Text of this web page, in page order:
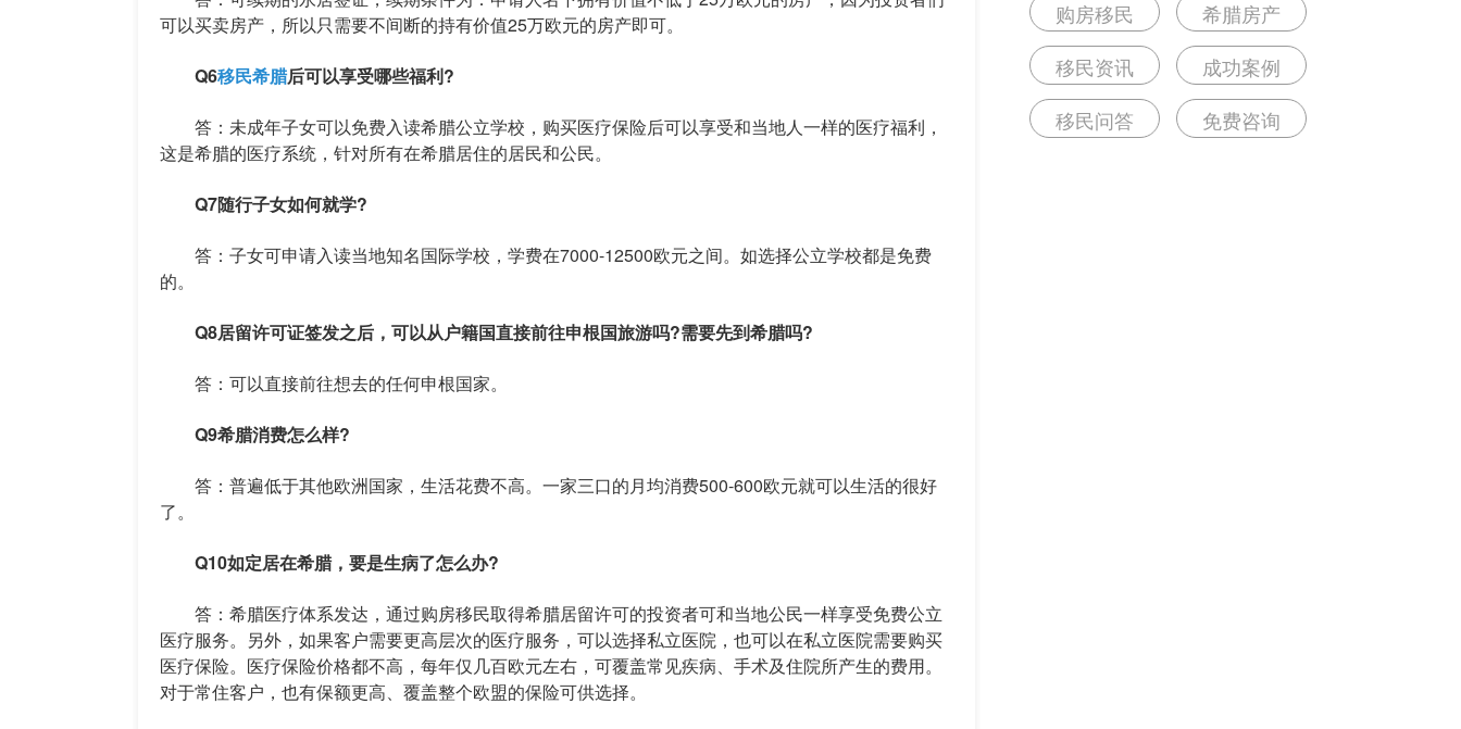
可以买卖房产，所以只需要不间断的持有价值25万欧元的房产即可。
Q6移民希腊后可以享受哪些福利?
答：未成年子女可以免费入读希腊公立学校，购买医疗保险后可以享受和当地人一样的医疗福利，
这是希腊的医疗系统，针对所有在希腊居住的居民和公民。
Q7随行子女如何就学?
答：子女可申请入读当地知名国际学校，学费在7000-12500欧元之间。如选择公立学校都是免费
的。
Q8居留许可证签发之后，可以从户籍国直接前往申根国旅游吗?需要先到希腊吗?
答：可以直接前往想去的任何申根国家。
Q9希腊消费怎么样?
答：普遍低于其他欧洲国家，生活花费不高。一家三口的月均消费500-600欧元就可以生活的很好
了。
Q10如定居在希腊，要是生病了怎么办?
答：希腊医疗体系发达，通过购房移民取得希腊居留许可的投资者可和当地公民一样享受免费公立
医疗服务。另外，如果客户需要更高层次的医疗服务，可以选择私立医院，也可以在私立医院需要购买
医疗保险。医疗保险价格都不高，每年仅几百欧元左右，可覆盖常见疾病、手术及住院所产生的费用。
对于常住客户，也有保额更高、覆盖整个欧盟的保险可供选择。
购房移民
希腊房产
移民资讯
成功案例
移民问答
免费咨询